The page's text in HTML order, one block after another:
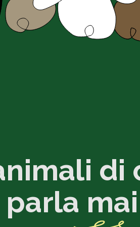
di
parla mai